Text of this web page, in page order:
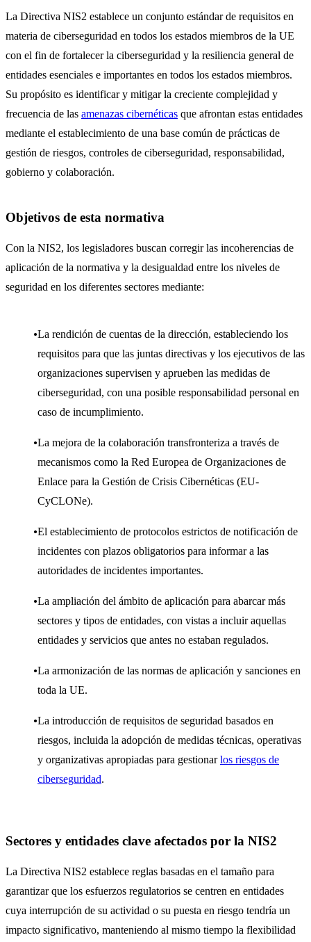
La Directiva NIS2 establece un conjunto estándar de requisitos en
materia de ciberseguridad en todos los estados miembros de la UE
con el fin de fortalecer la ciberseguridad y la resiliencia general de
entidades esenciales e importantes en todos los estados miembros.
Su propósito es identificar y mitigar la creciente complejidad y
frecuencia de las amenazas cibernéticas que afrontan estas entidades
mediante el establecimiento de una base común de prácticas de
gestión de riesgos, controles de ciberseguridad, responsabilidad,
gobierno y colaboración.
Objetivos de esta normativa
Con la NIS2, los legisladores buscan corregir las incoherencias de
aplicación de la normativa y la desigualdad entre los niveles de
seguridad en los diferentes sectores mediante:
La rendición de cuentas de la dirección, estableciendo los
requisitos para que las juntas directivas y los ejecutivos de las
organizaciones supervisen y aprueben las medidas de
ciberseguridad, con una posible responsabilidad personal en
caso de incumplimiento.
La mejora de la colaboración transfronteriza a través de
mecanismos como la Red Europea de Organizaciones de
Enlace para la Gestión de Crisis Cibernéticas (EU-
CyCLONe).
El establecimiento de protocolos estrictos de notificación de
incidentes con plazos obligatorios para informar a las
autoridades de incidentes importantes.
La ampliación del ámbito de aplicación para abarcar más
sectores y tipos de entidades, con vistas a incluir aquellas
entidades y servicios que antes no estaban regulados.
La armonización de las normas de aplicación y sanciones en
toda la UE.
La introducción de requisitos de seguridad basados ​​en
riesgos, incluida la adopción de medidas técnicas, operativas
y organizativas apropiadas para gestionarlos riesgos de
ciberseguridad.
Sectores y entidades clave afectados por la NIS2
La Directiva NIS2 establece reglas basadas en el tamaño para
garantizar que los esfuerzos regulatorios se centren en entidades
cuya interrupción de su actividad o su puesta en riesgo tendría un
impacto significativo, manteniendo al mismo tiempo la flexibilidad